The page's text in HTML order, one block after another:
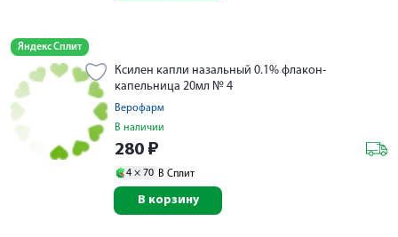
Яндекс Сплит
Ксилен капли назальный 0.1% флакон-
капельница 20мл № 4
Верофарм
В наличии
280 ₽
4 × 70 В Сплит
В корзину